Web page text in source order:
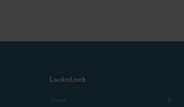
LocknLock
Home